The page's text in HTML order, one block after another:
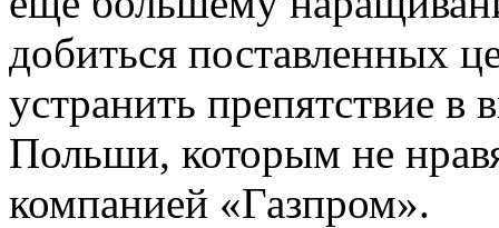
добиться поставленных
устранить препятствие в
Польши, которым не
компанией «Газпром».